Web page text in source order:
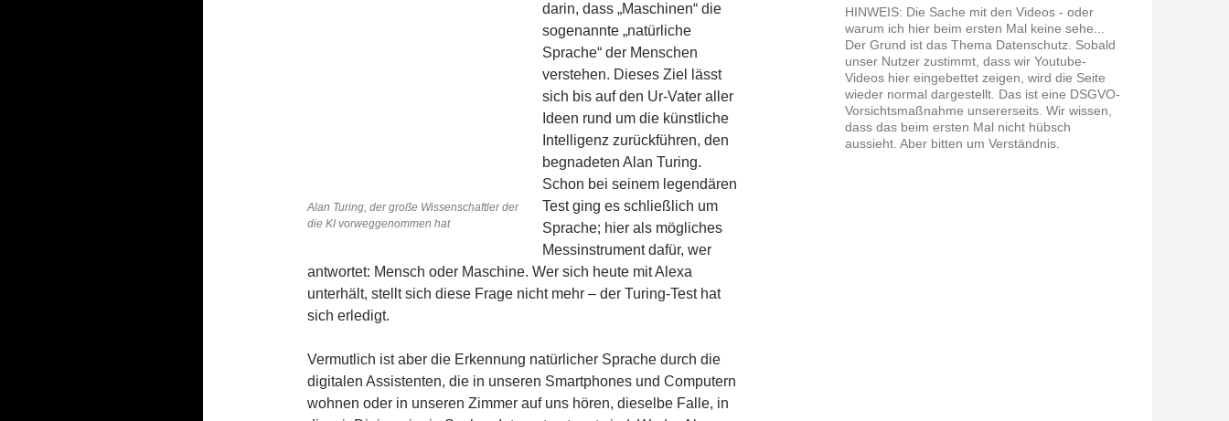
Alan Turing, der große Wissenschaftler der
die KI vorweggenommen hat
darin, dass „Maschinen“ die
sogenannte „natürliche
Sprache“ der Menschen
verstehen. Dieses Ziel lässt
sich bis auf den Ur-Vater aller
Ideen rund um die künstliche
Intelligenz zurückführen, den
begnadeten Alan Turing.
Schon bei seinem legendären
Test ging es schließlich um
Sprache; hier als mögliches
Messinstrument dafür, wer
antwortet: Mensch oder Maschine. Wer sich heute mit Alexa
unterhält, stellt sich diese Frage nicht mehr – der Turing-Test hat
sich erledigt.
Vermutlich ist aber die Erkennung natürlicher Sprache durch die
digitalen Assistenten, die in unseren Smartphones und Computern
wohnen oder in unseren Zimmer auf uns hören, dieselbe Falle, in
HINWEIS: Die Sache mit den Videos - oder
warum ich hier beim ersten Mal keine sehe...
Der Grund ist das Thema Datenschutz. Sobald
unser Nutzer zustimmt, dass wir Youtube-
Videos hier eingebettet zeigen, wird die Seite
wieder normal dargestellt. Das ist eine DSGVO-
Vorsichtsmaßnahme unsererseits. Wir wissen,
dass das beim ersten Mal nicht hübsch
aussieht. Aber bitten um Verständnis.